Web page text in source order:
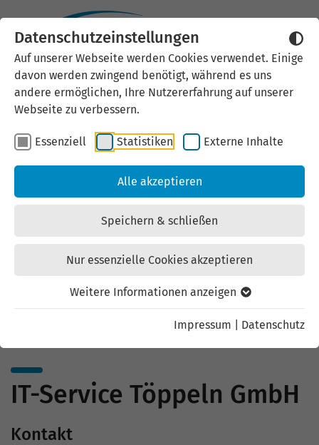
Datenschutzeinstellungen
Auf unserer Webseite werden Cookies verwendet. Einige
davon werden zwingend benötigt, während es uns
andere ermöglichen, Ihre Nutzererfahrung auf unserer
Webseite zu verbessern.
Essenziell Statistiken Externe Inhalte
Alle akzeptieren
Speichern & schließen
Nur essenzielle Cookies akzeptieren
Weitere Informationen anzeigen
Impressum Datenschutz
Externen Inhalt laden
Wir verwenden auf unserer
Website externe Inhalte, um Ihnen
zusätzliche Informationen
anzubieten. Einige externe Inhalte
(z.B. Google Maps, Youtube)
können persönliche Daten (z.B. IP-
Mit der Bestätigung erklären Sie
IT-Service Töppeln GmbH
Kontakt